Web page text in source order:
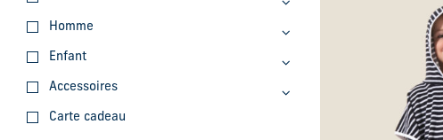
Homme
Enfant
Accessoires
Carte cadeau